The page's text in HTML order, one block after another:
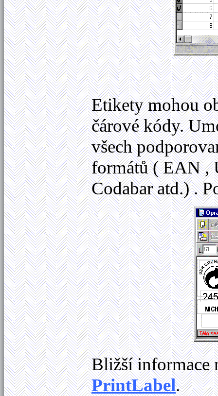
Etikety mohou
čárové kódy.
všech
formátů ( EAN ,
Codabar atd.) .
Bližší informace
PrintLabel.